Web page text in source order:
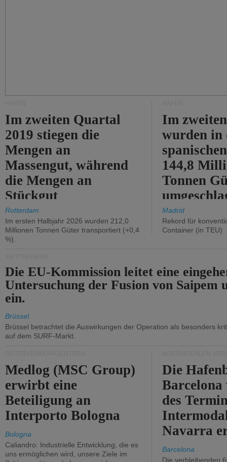
Im zweiten Quartal
2019 stiegen die
Mengen an
Massengut, während
die Mengen an
Stückgut
zurückgingen.
Rotterdam
Im ersten Halbjahr 2026 wurden 212,0
Millionen Tonnen Güter transportiert (+0,4
%).
Im
wurden in
144,8
Tonnen
%).
Madrid
Rekord für
Container (in TEU)
Die EU-Kommission leitet eine
Untersuchung der Fusion von Saipem
ein.
Brüssel
Brüssel betrachtet die Auswirkungen der Operation als besonders
auf dem SURF-Markt.
Medlog (MSC Group)
erwirbt eine
Beteiligung an
Interporto Bologna
Bologna
Caliandro: Industrielle Entwicklung, die es
uns ermöglichen wird, unsere Ziele im
Die
des
Navarra
Barcelona
Die verbleibenden